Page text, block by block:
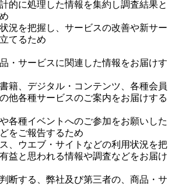
的に処理した情報を集約し調査結果と
況を把握し、サービスの改善や新サー
てるため
・サービスに関連した情報をお届けす
籍、デジタル・コンテンツ、各種会員
他各種サービスのご案内をお届けする
各種イベントへのご参加をお願いした
をご報告するため
、ウエブ・サイトなどの利用状況を把
益と思われる情報や調査などをお届け
断する、弊社及び第三者の、商品・サ